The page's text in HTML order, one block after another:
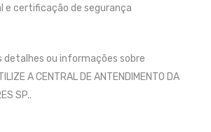
e certificação de segurança
detalhes ou informações sobre
A CENTRAL DE ANTENDIMENTO DA
SP..